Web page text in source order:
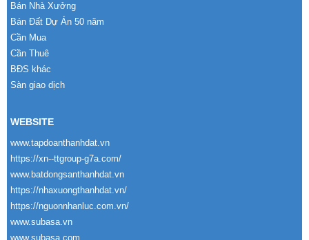
Bán Nhà Xưởng
Bán Đất Dự Án 50 năm
Cần Mua
Cần Thuê
BĐS khác
Sàn giao dịch
WEBSITE
www.tapdoanthanhdat.vn
https://xn--ttgroup-g7a.com/
www.batdongsanthanhdat.vn
https://nhaxuongthanhdat.vn/
https://nguonnhanluc.com.vn/
www.subasa.vn
www.subasa.com